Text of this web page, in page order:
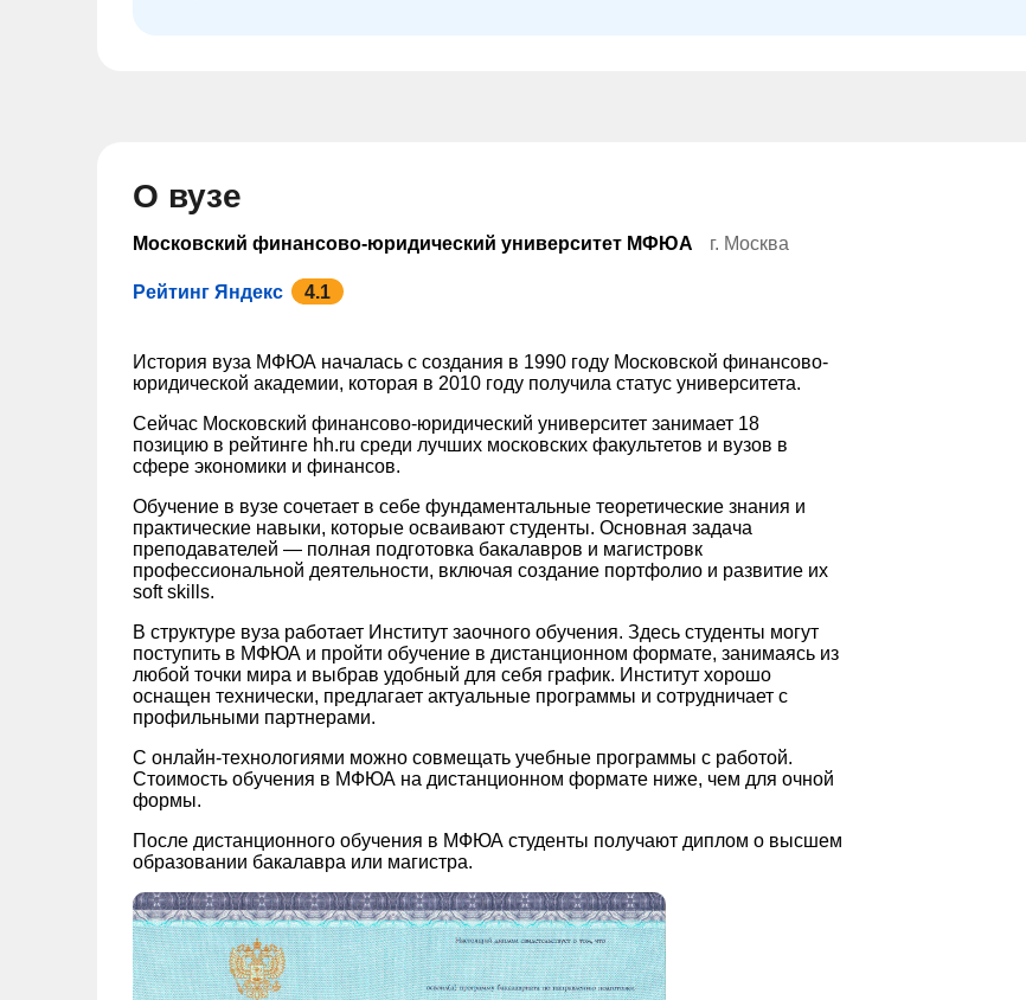
О вузе
Московский финансово-юридический университет МФЮА г. Москва
Рейтинг Яндекс 4.1
История вуза МФЮА началась с создания в 1990 году Московской финансово-
юридической академии, которая в 2010 году получила статус университета.
Сейчас Московский финансово-юридический университет занимает 18
позицию в рейтинге hh.ru среди лучших московских факультетов и вузов в
сфере экономики и финансов.
Обучение в вузе сочетает в себе фундаментальные теоретические знания и
практические навыки, которые осваивают студенты. Основная задача
преподавателей — полная подготовка бакалавров и магистровк
профессиональной деятельности, включая создание портфолио и развитие их
soft skills.
В структуре вуза работает Институт заочного обучения. Здесь студенты могут
поступить в МФЮА и пройти обучение в дистанционном формате, занимаясь из
любой точки мира и выбрав удобный для себя график. Институт хорошо
оснащен технически, предлагает актуальные программы и сотрудничает с
профильными партнерами.
С онлайн-технологиями можно совмещать учебные программы с работой.
Стоимость обучения в МФЮА на дистанционном формате ниже, чем для очной
формы.
После дистанционного обучения в МФЮА студенты получают диплом о высшем
образовании бакалавра или магистра.